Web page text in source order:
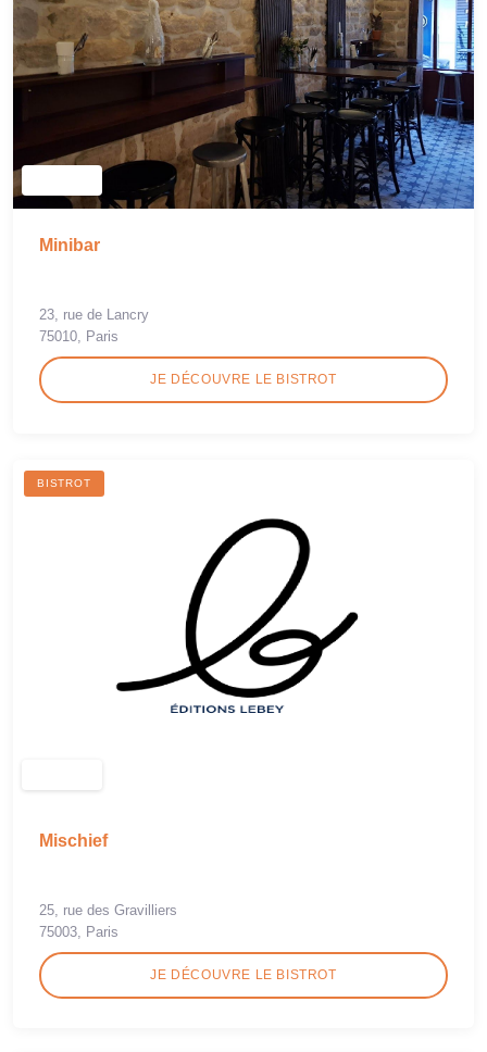
Minibar
23, rue de Lancry
75010, Paris
JE DÉCOUVRE LE BISTROT
BISTROT
Mischief
25, rue des Gravilliers
75003, Paris
JE DÉCOUVRE LE BISTROT